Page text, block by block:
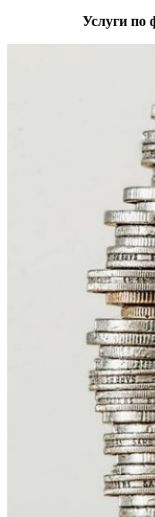
Услуги по